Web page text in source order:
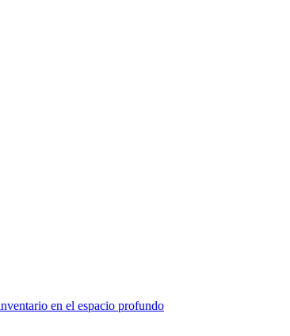
en el espacio profundo